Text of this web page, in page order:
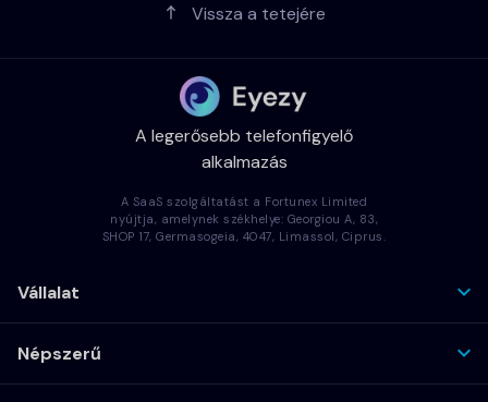
Vissza a tetejére
A legerősebb telefonfigyelő
alkalmazás
A SaaS szolgáltatást a Fortunex Limited
nyújtja, amelynek székhelye: Georgiou A, 83,
SHOP 17, Germasogeia, 4047, Limassol, Ciprus.
Vállalat
Népszerű